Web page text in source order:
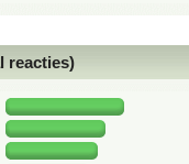
reacties)